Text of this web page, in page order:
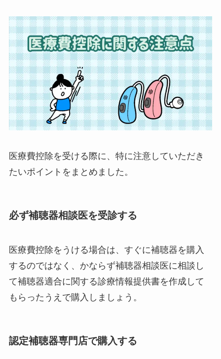
医療費控除を受ける際に、特に注意していただき
たいポイントをまとめました。
必ず補聴器相談医を受診する
医療費控除をうける場合は、すぐに補聴器を購入
するのではなく、かならず補聴器相談医に相談し
て補聴器適合に関する診療情報提供書を作成して
もらったうえで購入しましょう。
認定補聴器専門店で購入する